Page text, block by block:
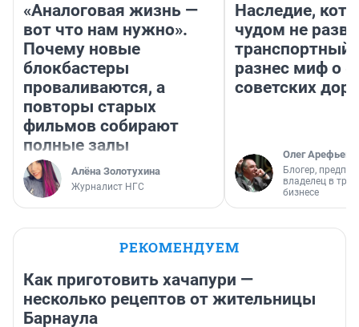
«Аналоговая жизнь —
вот что нам нужно».
Почему новые
блокбастеры
проваливаются, а
повторы старых
фильмов собирают
полные залы
Алёна Золотухина
Журналист НГС
Наследие,
чудом не
транспортный
разнес миф о
советских
Олег Арефьев
Блогер,
владелец в
бизнесе
РЕКОМЕНДУЕМ
Как приготовить хачапури —
несколько рецептов от жительницы
Барнаула